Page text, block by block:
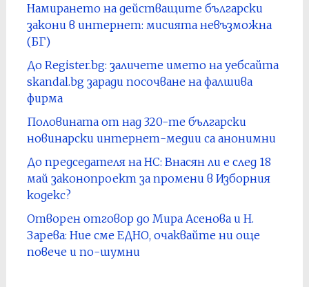
Намирането на действащите български
закони в интернет: мисията невъзможна
(БГ)
До Register.bg: заличете името на уебсайта
skandal.bg заради посочване на фалшива
фирма
Половината от над 320-те български
новинарски интернет-медии са анонимни
До председателя на НС: Внасян ли е след 18
май законопроект за промени в Изборния
кодекс?
Отворен отговор до Мира Асенова и Н.
Зарева: Ние сме ЕДНО, очаквайте ни още
повече и по-шумни